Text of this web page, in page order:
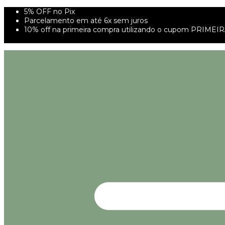
5% OFF no Pix
Parcelamento em até 6x sem juros
10% off na primeira compra utilizando o cupom